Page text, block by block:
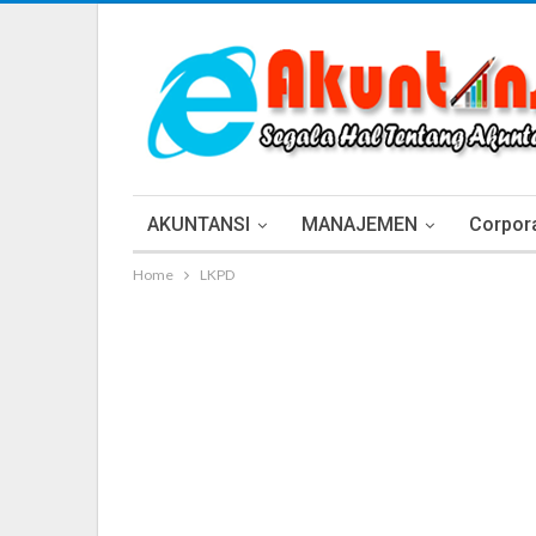
AKUNTANSI MANAJEMEN
Home LKPD